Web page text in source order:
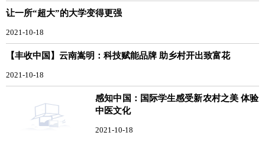
让一所“超大”的大学变得更强
2021-10-18
【丰收中国】云南嵩明：科技赋能品牌 助乡村开出致富花
2021-10-18
感知中国：国际学生感受新农村之美 体验
中医文化
2021-10-18